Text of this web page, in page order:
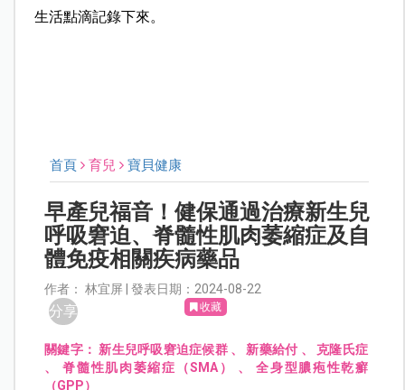
生活點滴記錄下來。
首頁 育兒 寶貝健康
早產兒福音！健保通過治療新生兒
呼吸窘迫、脊髓性肌肉萎縮症及自
體免疫相關疾病藥品
作者： 林宜屏 | 發表日期：2024-08-22
分享 收藏
關鍵字：新生兒呼吸窘迫症候群、新藥給付 、克隆氏症
、脊髓性肌肉萎縮症（SMA） 、全身型膿疱性乾癬
（GPP）